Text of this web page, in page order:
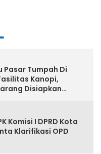
Pasar Tumpah Di
Kanopi,
Disiapkan
Komisi I DPRD Kota
Klarifikasi OPD